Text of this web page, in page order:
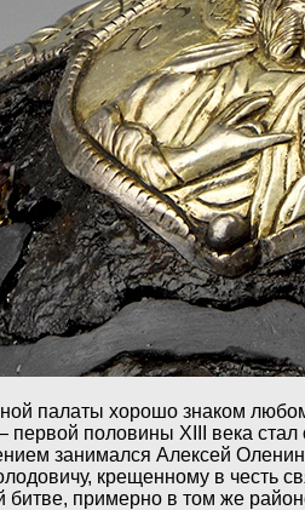
палаты хорошо знаком
половины XIII века стал
занимался Алексей
крещенному в честь
примерно в том же